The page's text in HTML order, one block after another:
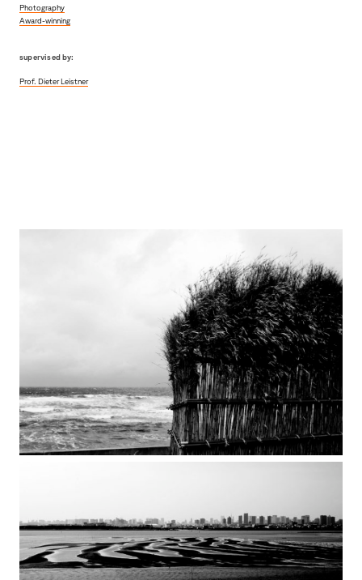
Photography
Award-winning
supervised by:
Prof. Dieter Leistner